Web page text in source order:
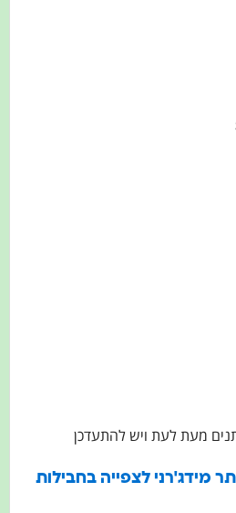
מעת לעת ויש להתעדכן
מידג'רני לצפייה בחבילות